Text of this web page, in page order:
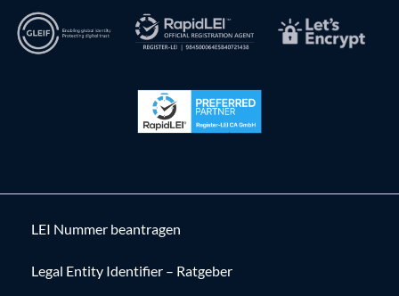
LEI Nummer beantragen
Legal Entity Identifier – Ratgeber